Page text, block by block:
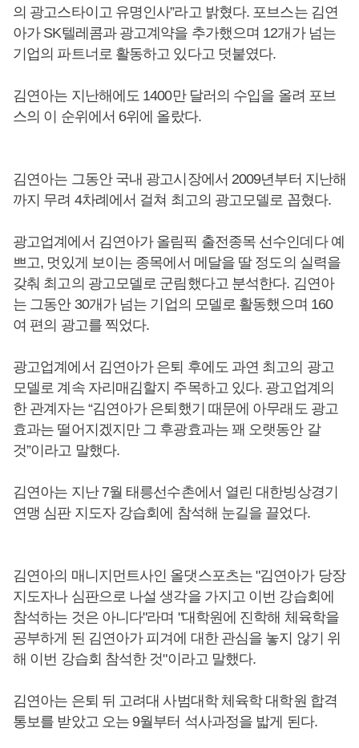
의 광고스타이고 유명인사”라고 밝혔다. 포브스는 김연
아가 SK텔레콤과 광고계약을 추가했으며 12개가 넘는
기업의 파트너로 활동하고 있다고 덧붙였다.
김연아는 지난해에도 1400만 달러의 수입을 올려 포브
스의 이 순위에서 6위에 올랐다.
김연아는 그동안 국내 광고시장에서 2009년부터 지난해
까지 무려 4차례에서 걸쳐 최고의 광고모델로 꼽혔다.
광고업계에서 김연아가 올림픽 출전종목 선수인데다 예
쁘고, 멋있게 보이는 종목에서 메달을 딸 정도의 실력을
갖춰 최고의 광고모델로 군림했다고 분석한다. 김연아
는 그동안 30개가 넘는 기업의 모델로 활동했으며 160
여 편의 광고를 찍었다.
광고업계에서 김연아가 은퇴 후에도 과연 최고의 광고
모델로 계속 자리매김할지 주목하고 있다. 광고업계의
한 관계자는 “김연아가 은퇴했기 때문에 아무래도 광고
효과는 떨어지겠지만 그 후광효과는 꽤 오랫동안 갈
것”이라고 말했다.
김연아는 지난 7월 태릉선수촌에서 열린 대한빙상경기
연맹 심판 지도자 강습회에 참석해 눈길을 끌었다.
김연아의 매니지먼트사인 올댓스포츠는 "김연아가 당장
지도자나 심판으로 나설 생각을 가지고 이번 강습회에
참석하는 것은 아니다"라며 "대학원에 진학해 체육학을
공부하게 된 김연아가 피겨에 대한 관심을 놓지 않기 위
해 이번 강습회 참석한 것"이라고 말했다.
김연아는 은퇴 뒤 고려대 사범대학 체육학 대학원 합격
통보를 받았고 오는 9월부터 석사과정을 밟게 된다.